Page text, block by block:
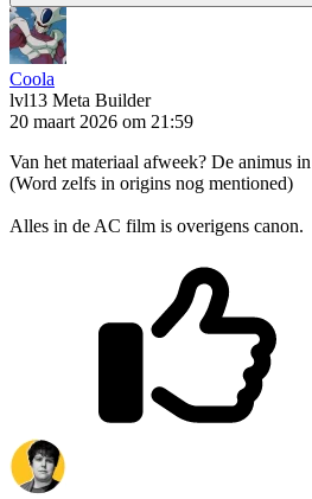
Coola
lvl13 Meta Builder
20 maart 2026 om 21:59
Van het materiaal afweek? De animus
(Word zelfs in origins nog mentioned)
Alles in de AC film is overigens canon.